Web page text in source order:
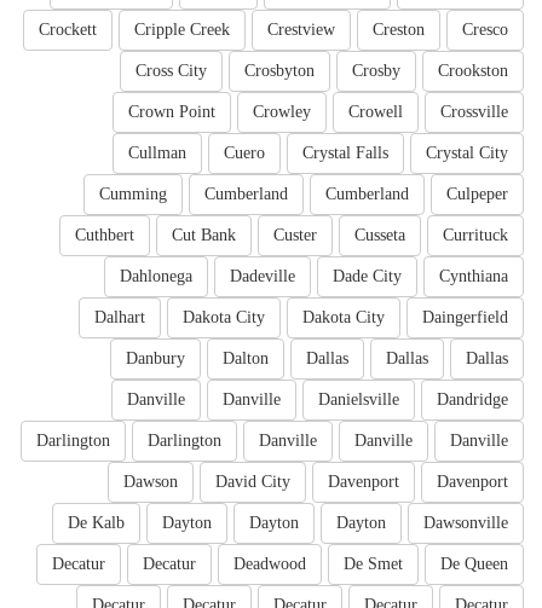
Cresco
Creston
Crestview
Cripple Creek
Crockett
Crookston
Crosby
Crosbyton
Cross City
Crossville
Crowell
Crowley
Crown Point
Crystal City
Crystal Falls
Cuero
Cullman
Culpeper
Cumberland
Cumberland
Cumming
Currituck
Cusseta
Custer
Cut Bank
Cuthbert
Cynthiana
Dade City
Dadeville
Dahlonega
Daingerfield
Dakota City
Dakota City
Dalhart
Dallas
Dallas
Dallas
Dalton
Danbury
Dandridge
Danielsville
Danville
Danville
Danville
Danville
Danville
Darlington
Darlington
Davenport
Davenport
David City
Dawson
Dawsonville
Dayton
Dayton
Dayton
De Kalb
De Queen
De Smet
Deadwood
Decatur
Decatur